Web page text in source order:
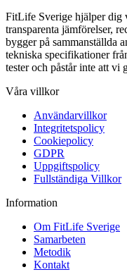
FitLife Sverige hjälper dig
transparenta jämförelser,
bygger på sammanställda
tekniska specifikationer
tester och påstår inte att vi
Våra villkor
Användarvillkor
Integritetspolicy
Cookiepolicy
GDPR
Uppgiftspolicy
Fullständiga Villkor
Information
Om FitLife Sverige
Samarbeten
Metodik
Kontakt